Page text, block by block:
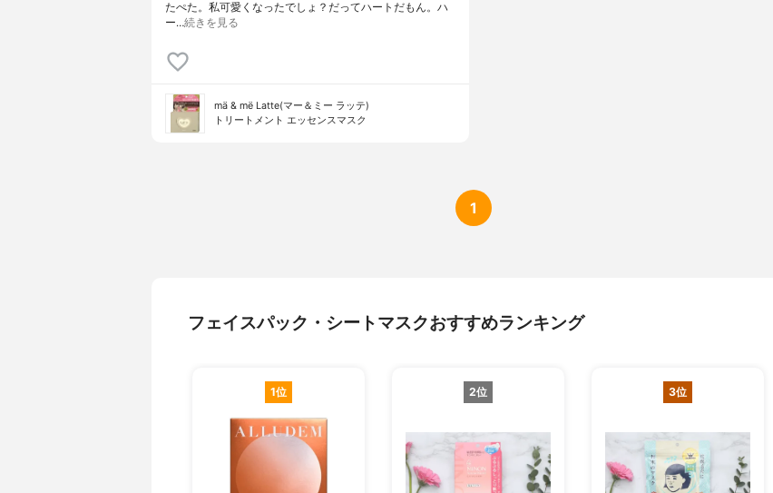
たぺた。私可愛くなったでしょ？だってハートだもん。ハ
ー…続きを見る
mä & më Latte(マー＆ミー ラッテ)
トリートメント エッセンスマスク
1
フェイスパック・シートマスクおすすめランキング
1位 2位 3位